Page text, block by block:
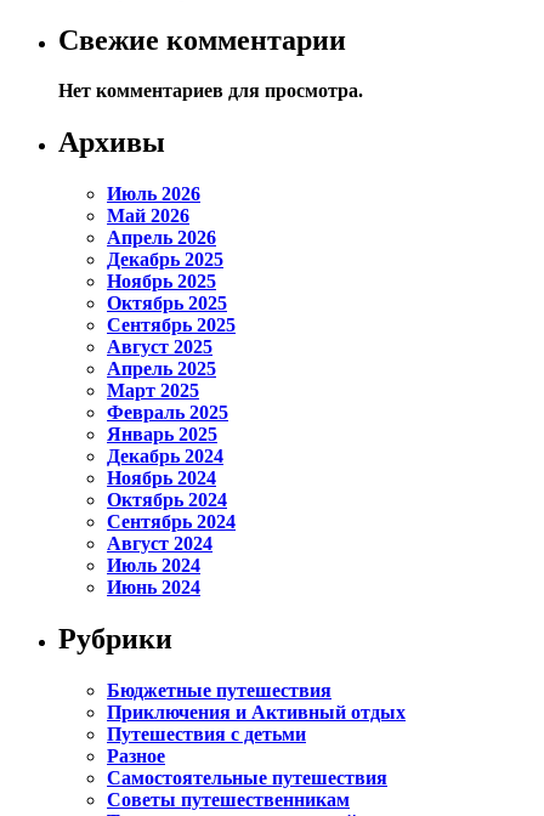
Свежие комментарии
Нет комментариев для просмотра.
Архивы
Июль 2026
Май 2026
Апрель 2026
Декабрь 2025
Ноябрь 2025
Октябрь 2025
Сентябрь 2025
Август 2025
Апрель 2025
Март 2025
Февраль 2025
Январь 2025
Декабрь 2024
Ноябрь 2024
Октябрь 2024
Сентябрь 2024
Август 2024
Июль 2024
Июнь 2024
Рубрики
Бюджетные путешествия
Приключения и Активный отдых
Путешествия с детьми
Разное
Самостоятельные путешествия
Советы путешественникам